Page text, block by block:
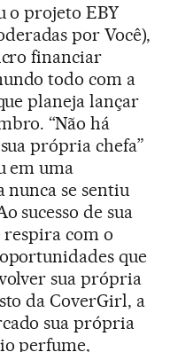
o projeto EBY
por Você),
financiar
todo com a
planeja lançar
“Não há
própria chefa”
em uma
se sentiu
sucesso de sua
com o
que
sua própria
da CoverGirl, a
sua própria
perfume,